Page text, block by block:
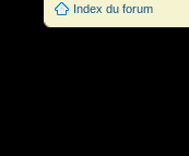
Index du forum